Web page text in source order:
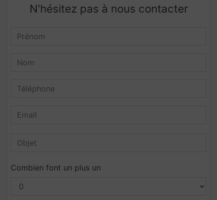
N'hésitez pas à nous contacter
Combien font un plus un